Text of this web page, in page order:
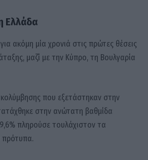
Ελλάδα
ακόμη μία χρονιά στις πρώτες θέσεις
μαζί με την Κύπρο, τη Βουλγαρία
που εξετάστηκαν στην
στην ανώτατη βαθμίδα
πληρούσε τουλάχιστον τα
πρότυπα.